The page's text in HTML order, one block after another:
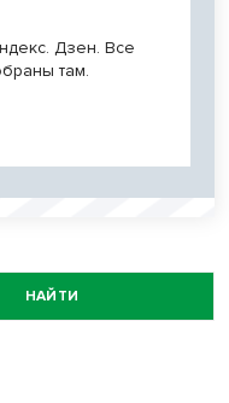
Дзен. Все
там.
НАЙТИ